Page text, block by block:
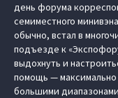
день форума
семиместного минивэна
обычно, встал в
подъезде к
выдохнуть и
помощь —
большими